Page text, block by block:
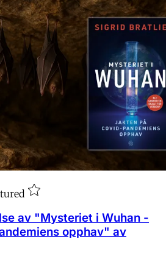
av "Mysteriet i Wuhan -
opphav" av